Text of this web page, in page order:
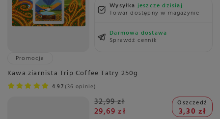
Wysyłkajeszcze dzisiaj
Towar dostępny w magazynie
Darmowa dostawa
Sprawdź cennik
Promocja
Kawa ziarnista Trip Coffee Tatry 250g
4.97 36 opinie
32,99 zł
29,69 zł
Oszczedź
3,30 zł